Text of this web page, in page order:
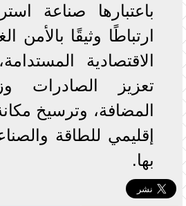
باعتبارها صناعة
ارتباطًا وثيقًا بالأمن
الاقتصادية
تعزيز الصادرات
المضافة، وترسيخ
إقليمي للطاقة
بها.